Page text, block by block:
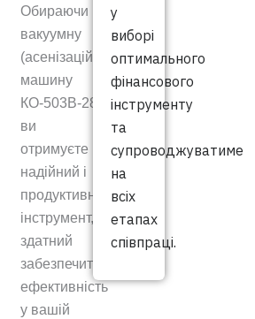
Обираючи
вакуумну
(асенізаційну)
машину
КО-503В-28,
ви
отримуєте
надійний і
продуктивний
інструмент,
здатний
забезпечити
ефективність
у вашій
у
виборі
оптимального
фінансового
інструменту
та
супроводжуватиме
на
всіх
етапах
співпраці.